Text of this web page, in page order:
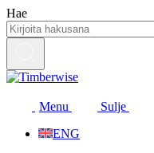
Siirry
sisältöön
Hae
Menu
Sulje
ENG